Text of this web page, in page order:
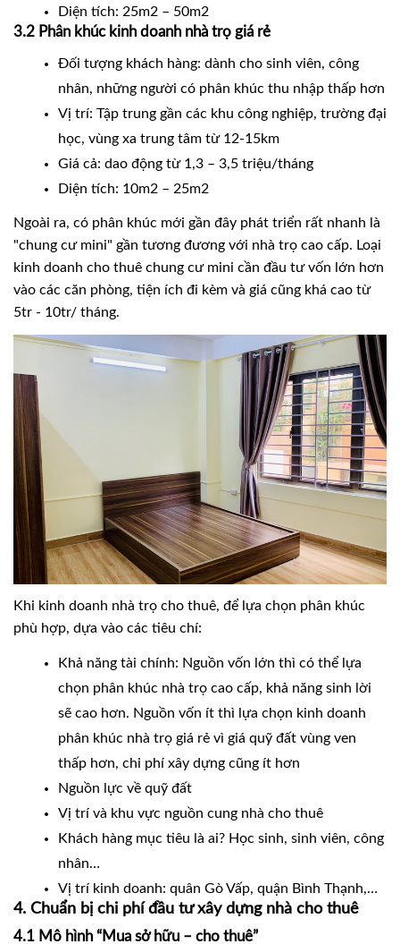
Diện tích: 25m2 – 50m2
3.2 Phân khúc kinh doanh nhà trọ giá rẻ
Đối tượng khách hàng: dành cho sinh viên, công
nhân, những người có phân khúc thu nhập thấp hơn
Vị trí: Tập trung gần các khu công nghiệp, trường đại
học, vùng xa trung tâm từ 12-15km
Giá cả: dao động từ 1,3 – 3,5 triệu/tháng
Diện tích: 10m2 – 25m2
Ngoài ra, có phân khúc mới gần đây phát triển rất nhanh là
"chung cư mini" gần tương đương với nhà trọ cao cấp. Loại
kinh doanh cho thuê chung cư mini cần đầu tư vốn lớn hơn
vào các căn phòng, tiện ích đi kèm và giá cũng khá cao từ
5tr - 10tr/ tháng.
Khi kinh doanh nhà trọ cho thuê, để lựa chọn phân khúc
phù hợp, dựa vào các tiêu chí:
Khả năng tài chính: Nguồn vốn lớn thì có thể lựa
chọn phân khúc nhà trọ cao cấp, khả năng sinh lời
sẽ cao hơn. Nguồn vốn ít thì lựa chọn kinh doanh
phân khúc nhà trọ giá rẻ vì giá quỹ đất vùng ven
thấp hơn, chi phí xây dựng cũng ít hơn
Nguồn lực về quỹ đất
Vị trí và khu vực nguồn cung nhà cho thuê
Khách hàng mục tiêu là ai? Học sinh, sinh viên, công
nhân…
Vị trí kinh doanh: quân Gò Vấp, quận Bình Thạnh,…
4. Chuẩn bị chi phí đầu tư xây dựng nhà cho thuê
4.1 Mô hình “Mua sở hữu – cho thuê”